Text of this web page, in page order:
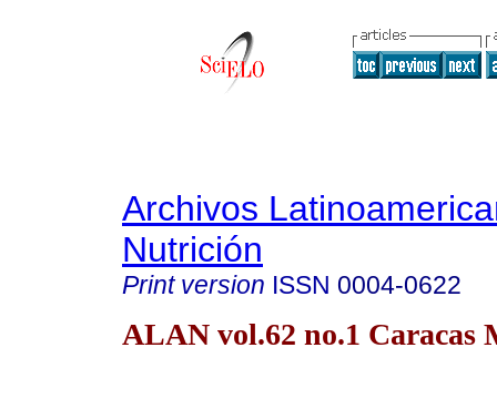
Archivos
Nutrición
Print version ISSN 0004-0622
ALAN vol.62 no.1 Caracas